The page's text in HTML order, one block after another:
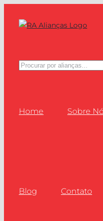
Pesquisar
Home Sobre
Blog Contato